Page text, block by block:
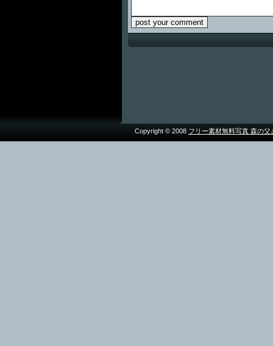
Copyright © 2008 フリー素材無料写真 森の父